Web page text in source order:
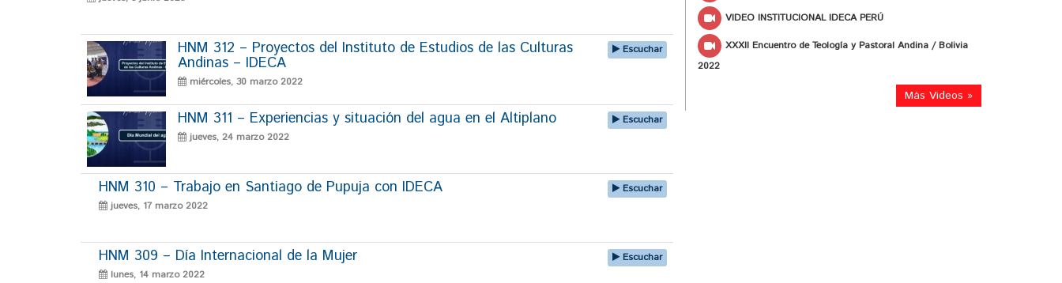
HNM 312 – Proyectos del Instituto de Estudios de las Culturas
Andinas – IDECA
miércoles, 30 marzo 2022
Escuchar
HNM 311 – Experiencias y situación del agua en el Altiplano
jueves, 24 marzo 2022
Escuchar
HNM 310 – Trabajo en Santiago de Pupuja con IDECA
jueves, 17 marzo 2022
Escuchar
HNM 309 – Día Internacional de la Mujer
lunes, 14 marzo 2022
Escuchar
VIDEO INSTITUCIONAL IDECA PERÚ
XXXII Encuentro de Teología y Pastoral Andina / Bolivia
2022
Más Videos »